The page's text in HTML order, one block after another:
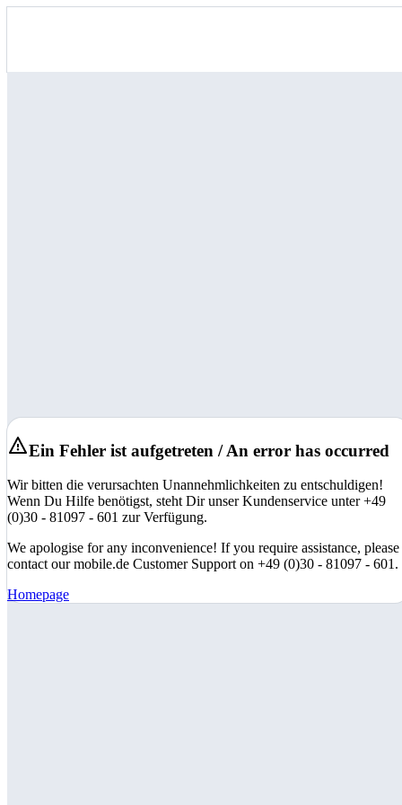
Ein Fehler ist aufgetreten / An error has occurred
Wir bitten die verursachten Unannehmlichkeiten zu entschuldigen!
Wenn Du Hilfe benötigst, steht Dir unser Kundenservice unter +49
(0)30 - 81097 - 601 zur Verfügung.
We apologise for any inconvenience! If you require assistance, please
contact our mobile.de Customer Support on +49 (0)30 - 81097 - 601.
Homepage